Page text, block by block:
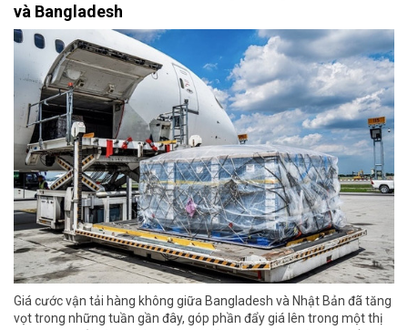
và Bangladesh
Giá cước vận tải hàng không giữa Bangladesh và Nhật Bản đã tăng
vọt trong những tuần gần đây, góp phần đẩy giá lên trong một thị